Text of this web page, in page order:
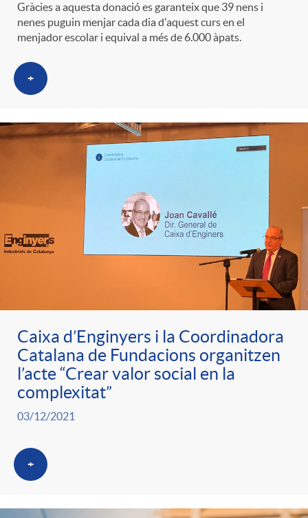
Gràcies a aquesta donació es garanteix que 39 nens i
nenes puguin menjar cada dia d'aquest curs en el
menjador escolar i equival a més de 6.000 àpats.
+
Caixa d’Enginyers i la Coordinadora
Catalana de Fundacions organitzen
l’acte “Crear valor social en la
complexitat”
03/12/2021
+